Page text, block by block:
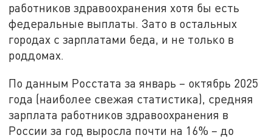
работников здравоохранения хотя бы есть
федеральные выплаты. Зато в остальных
городах с зарплатами беда, и не только в
роддомах.
По данным Росстата за январь – октябрь 2025
года (наиболее свежая статистика), средняя
зарплата работников здравоохранения в
России за год выросла почти на 16% – до